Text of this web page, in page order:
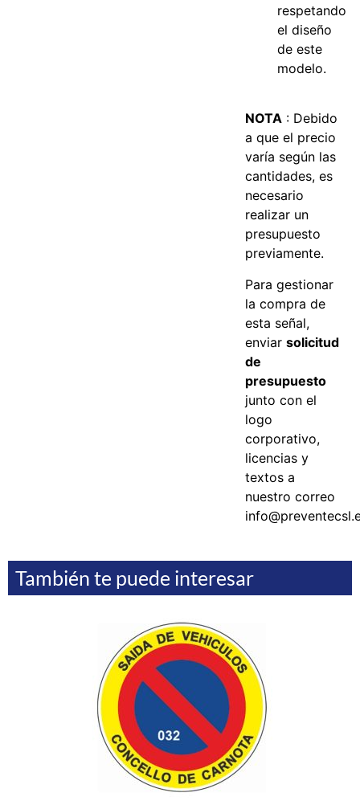
respetando
el diseño
de este
modelo.
NOTA : Debido
a que el precio
varía según las
cantidades, es
necesario
realizar un
presupuesto
previamente.
Para gestionar
la compra de
esta señal,
enviarsolicitud
de
presupuesto
junto con el
logo
corporativo,
licencias y
textos a
nuestro correo
También te puede interesar